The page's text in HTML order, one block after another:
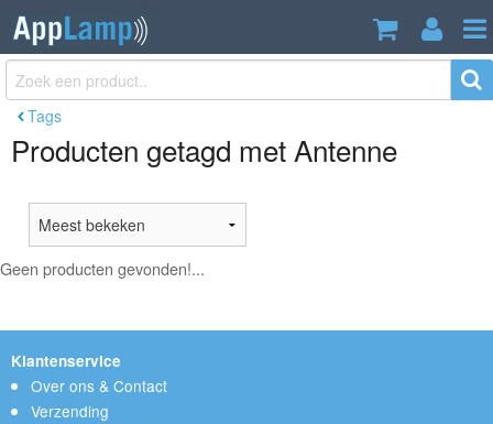
Tags
Producten getagd met Antenne
Geen producten gevonden!...
Klantenservice
Over ons & Contact
Verzending